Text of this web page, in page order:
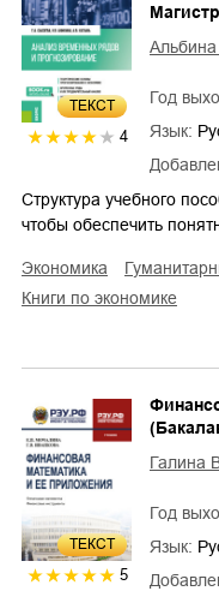
ТЕКСТ
4
Год
Язык:
Структура учебного
чтобы обеспечить
экономика
книги по экономике
ТЕКСТ
5
Галина
Год
Язык: